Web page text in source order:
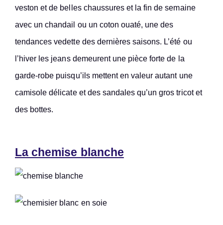
veston et de belles chaussures et la fin de semaine
avec un chandail ou un coton ouaté, une des
tendances vedette des dernières saisons. L’été ou
l’hiver les jeans demeurent une pièce forte de la
garde-robe puisqu’ils mettent en valeur autant une
camisole délicate et des sandales qu’un gros tricot et
des bottes.
La chemise blanche